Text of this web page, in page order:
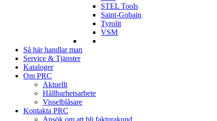
STEL Tools
Saint-Gobain
Tyrolit
VSM
Så här handlar man
Service & Tjänster
Kataloger
Om PRC
Aktuellt
Hållbarhetsarbete
Visselblåsare
Kontakta PRC
Ansök om att bli fakturakund